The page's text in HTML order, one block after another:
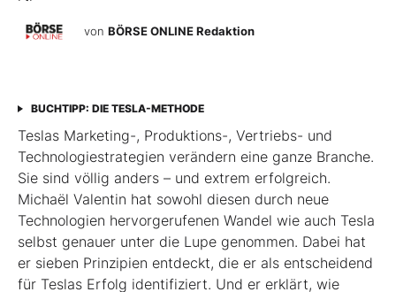
von BÖRSE ONLINE Redaktion
BUCHTIPP: DIE TESLA-METHODE
Teslas Marketing-, Produktions-, Vertriebs- und
Technologiestrategien verändern eine ganze Branche.
Sie sind völlig anders – und extrem erfolgreich.
Michaël Valentin hat sowohl diesen durch neue
Technologien hervorgerufenen Wandel wie auch Tesla
selbst genauer unter die Lupe genommen. Dabei hat
er sieben Prinzipien entdeckt, die er als entscheidend
für Teslas Erfolg identifiziert. Und er erklärt, wie